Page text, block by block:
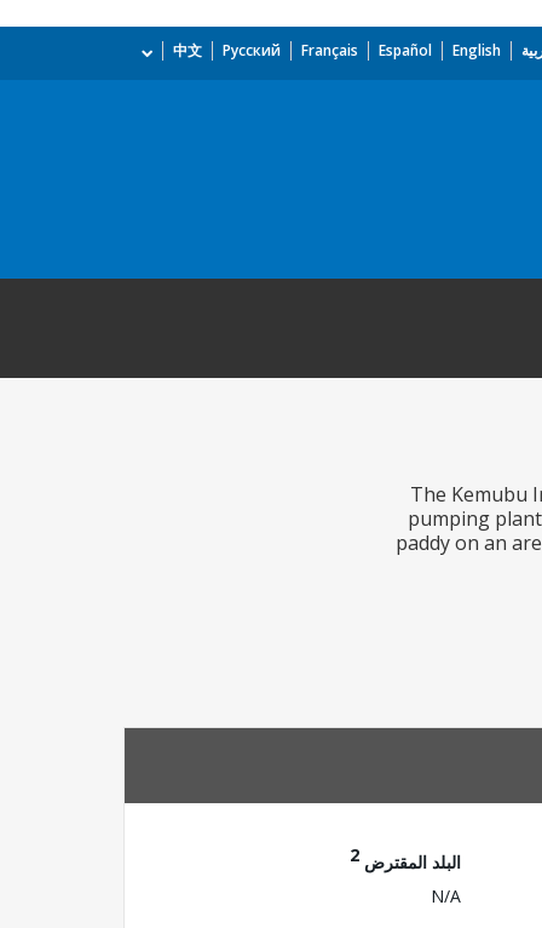
English
Español
Français
Русский
中文
The Kemubu
pumping
paddy on an
البلد المقترض 2
N/A